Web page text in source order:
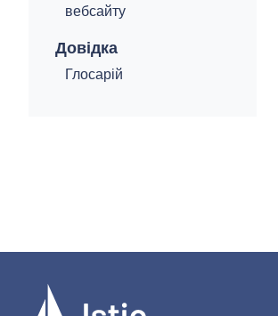
вебсайту
Довідка
Глосарій